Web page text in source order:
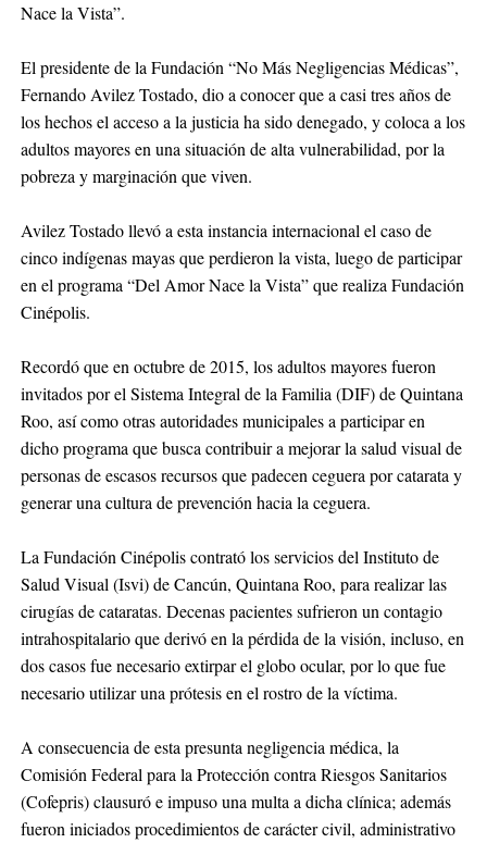
Nace la Vista”.
El presidente de la Fundación “No Más Negligencias Médicas”,
Fernando Avilez Tostado, dio a conocer que a casi tres años de
los hechos el acceso a la justicia ha sido denegado, y coloca a los
adultos mayores en una situación de alta vulnerabilidad, por la
pobreza y marginación que viven.
Avilez Tostado llevó a esta instancia internacional el caso de
cinco indígenas mayas que perdieron la vista, luego de participar
en el programa “Del Amor Nace la Vista” que realiza Fundación
Cinépolis.
Recordó que en octubre de 2015, los adultos mayores fueron
invitados por el Sistema Integral de la Familia (DIF) de Quintana
Roo, así como otras autoridades municipales a participar en
dicho programa que busca contribuir a mejorar la salud visual de
personas de escasos recursos que padecen ceguera por catarata y
generar una cultura de prevención hacia la ceguera.
La Fundación Cinépolis contrató los servicios del Instituto de
Salud Visual (Isvi) de Cancún, Quintana Roo, para realizar las
cirugías de cataratas. Decenas pacientes sufrieron un contagio
intrahospitalario que derivó en la pérdida de la visión, incluso, en
dos casos fue necesario extirpar el globo ocular, por lo que fue
necesario utilizar una prótesis en el rostro de la víctima.
A consecuencia de esta presunta negligencia médica, la
Comisión Federal para la Protección contra Riesgos Sanitarios
(Cofepris) clausuró e impuso una multa a dicha clínica; además
fueron iniciados procedimientos de carácter civil, administrativo